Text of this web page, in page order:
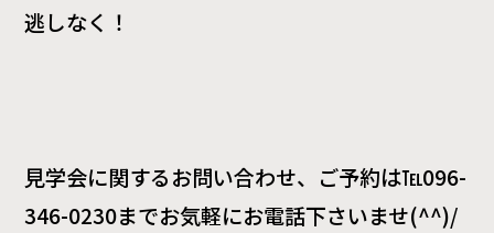
逃しなく！
見学会に関するお問い合わせ、ご予約は℡096-
346-0230までお気軽にお電話下さいませ(^^)/